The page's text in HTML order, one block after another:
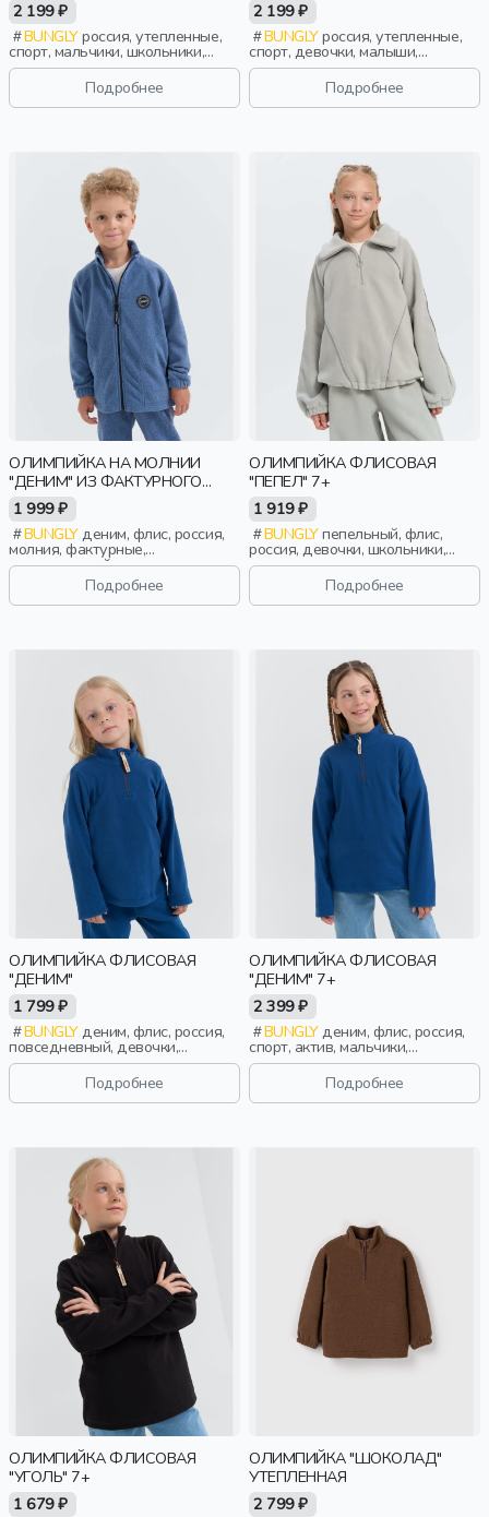
2 199 ₽
BUNGLYроссия, утепленные,
спорт, мальчики, школьники,
подростки, дети
Подробнее
2 199 ₽
BUNGLYроссия, утепленные,
спорт, девочки, малыши,
дошкольники, дети
Подробнее
ОЛИМПИЙКА НА МОЛНИИ
"ДЕНИМ" ИЗ ФАКТУРНОГО
ФЛИСА
1 999 ₽
BUNGLYденим, флис, россия,
молния, фактурные,
повседневный, мальчики,
малыши, дошкольники, дети
Подробнее
ОЛИМПИЙКА ФЛИСОВАЯ
"ПЕПЕЛ" 7+
1 919 ₽
BUNGLYпепельный, флис,
россия, девочки, школьники,
подростки, дети
Подробнее
ОЛИМПИЙКА ФЛИСОВАЯ
"ДЕНИМ"
1 799 ₽
BUNGLYденим, флис, россия,
повседневный, девочки,
малыши, дошкольники, дети
Подробнее
ОЛИМПИЙКА ФЛИСОВАЯ
"ДЕНИМ" 7+
2 399 ₽
BUNGLYденим, флис, россия,
спорт, актив, мальчики,
школьники, подростки, дети
Подробнее
ОЛИМПИЙКА ФЛИСОВАЯ
"УГОЛЬ" 7+
1 679 ₽
ОЛИМПИЙКА "ШОКОЛАД"
УТЕПЛЕННАЯ
2 799 ₽